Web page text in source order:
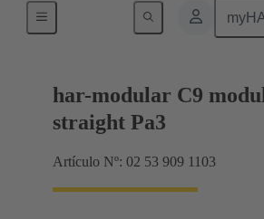
har-modular C9
straight Pa3
Artículo Nº: 02 53 909 1103